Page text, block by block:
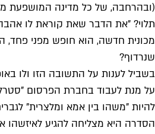
(ובהרחבה, של כל מדינה המושפעת
תלוי? "את הדבר שאת קוראת לו
מכונית חדשה, הוא חופש מפני
שנרדוף?
להיות "משהו בין אמא ומלצרית"
הסדרה היא מצליחה להגיע לאיזשהו